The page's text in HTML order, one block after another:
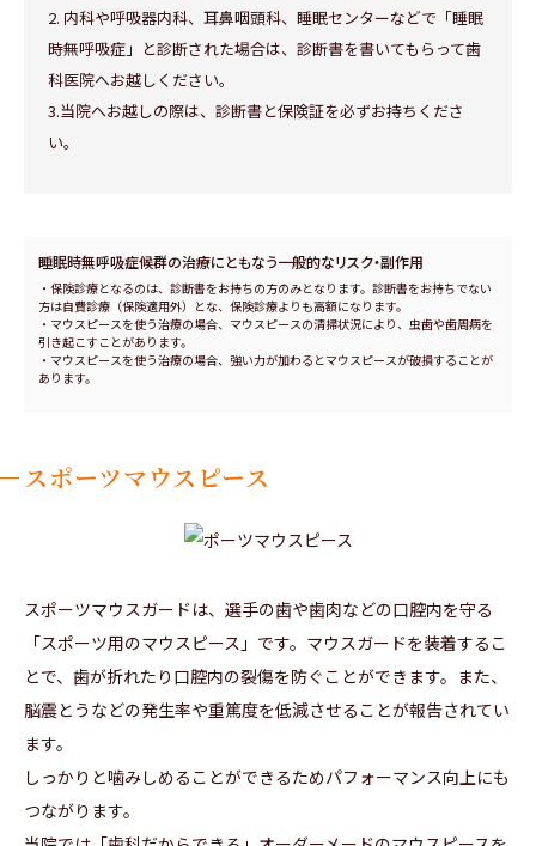
2. 内科や呼吸器内科、耳鼻咽頭科、睡眠センターなどで「睡眠
時無呼吸症」と診断された場合は、診断書を書いてもらって歯
科医院へお越しください。
3.当院へお越しの際は、診断書と保険証を必ずお持ちくださ
い。
睡眠時無呼吸症候群の治療にともなう一般的なリスク・副作用
・保険診療となるのは、診断書をお持ちの方のみとなります。診断書をお持ちでない
方は自費診療（保険適用外）とな、保険診療よりも高額になります。
・マウスピースを使う治療の場合、マウスピースの清掃状況により、虫歯や歯周病を
引き起こすことがあります。
・マウスピースを使う治療の場合、強い力が加わるとマウスピースが破損することが
あります。
スポーツマウスピース
スポーツマウスガードは、選手の歯や歯肉などの口腔内を守る
「スポーツ用のマウスピース」です。マウスガードを装着するこ
とで、歯が折れたり口腔内の裂傷を防ぐことができます。また、
脳震とうなどの発生率や重篤度を低減させることが報告されてい
ます。
しっかりと噛みしめることができるためパフォーマンス向上にも
つながります。